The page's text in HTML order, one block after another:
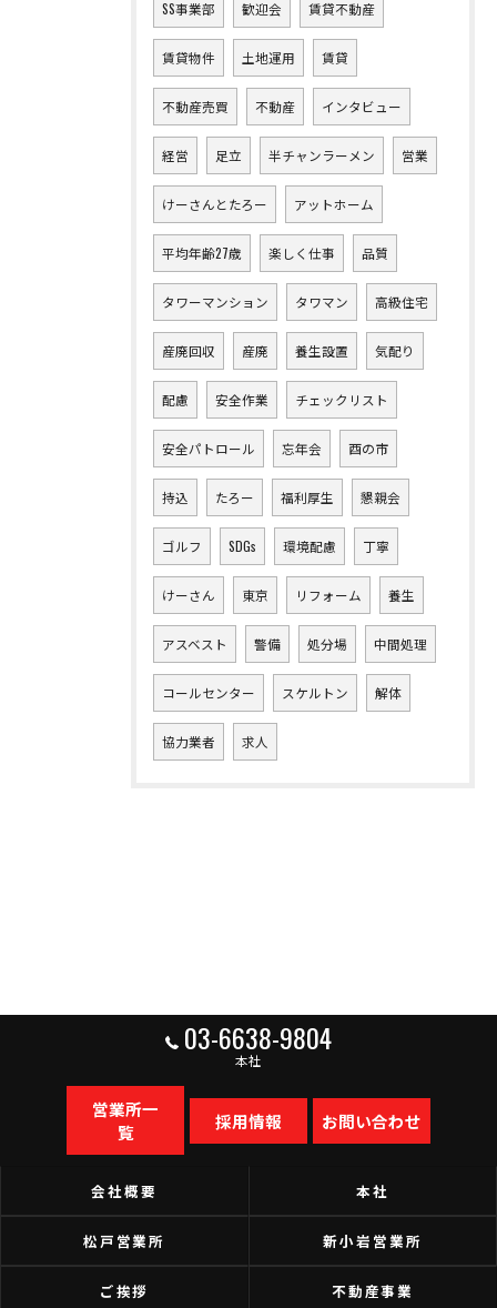
SS事業部 歓迎会 賃貸不動産
賃貸物件 土地運用 賃貸
不動産売買 不動産 インタビュー
経営 足立 半チャンラーメン 営業
けーさんとたろー アットホーム
平均年齢27歳 楽しく仕事 品質
タワーマンション タワマン 高級住宅
産廃回収 産廃 養生設置 気配り
配慮 安全作業 チェックリスト
安全パトロール 忘年会 酉の市
持込 たろー 福利厚生 懇親会
ゴルフ SDGs 環境配慮 丁寧
けーさん 東京 リフォーム 養生
アスベスト 警備 処分場 中間処理
コールセンター スケルトン 解体
協力業者 求人
03-6638-9804
本社
営業所一
覧
採用情報 お問い合わせ
会社概要 本社
松戸営業所 新小岩営業所
ご挨拶 不動産事業